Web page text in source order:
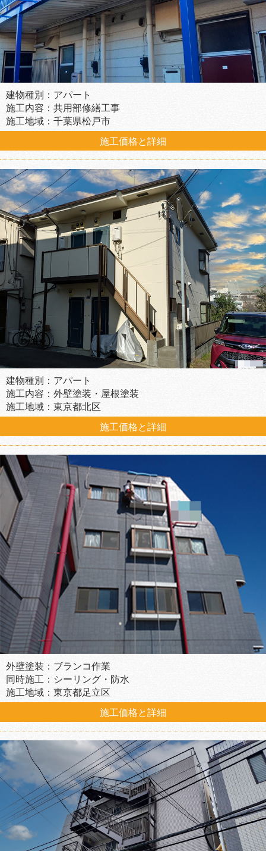
建物種別：アパート
施工内容：共用部修繕工事
施工地域：千葉県松戸市
施工価格と詳細
建物種別：アパート
施工内容：外壁塗装・屋根塗装
施工地域：東京都北区
施工価格と詳細
外壁塗装：ブランコ作業
同時施工：シーリング・防水
施工地域：東京都足立区
施工価格と詳細